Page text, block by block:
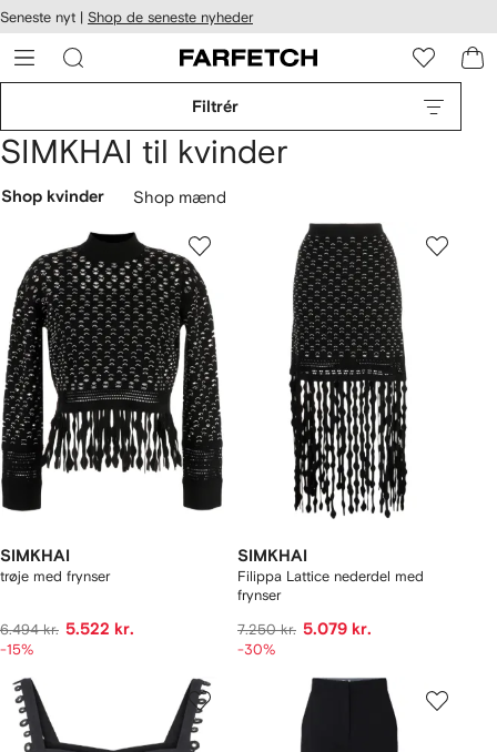
til
Seneste nyt | Shop de seneste nyheder
Filtrér
SIMKHAI til kvinder
Shop kvinder Shop mænd
SIMKHAI
trøje med frynser
6.494 kr. 5.522 kr.
-15%
SIMKHAI
Filippa Lattice nederdel med
frynser
7.250 kr. 5.079 kr.
-30%